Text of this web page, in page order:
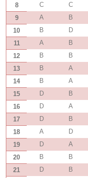
8
C C
9
A B
10
B D
11
A B
12
B B
13
B A
14
B A
15
D B
16
D A
17
D B
18
A D
19
D A
20
B B
21
D B